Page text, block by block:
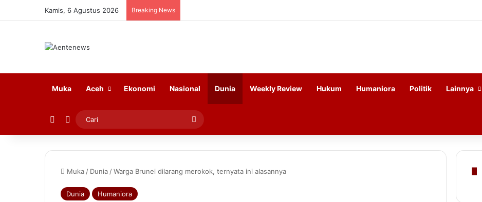
Kamis, 6 Agustus 2026 Breaking News
Muka Aceh Ekonomi Nasional Dunia Weekly Review Hukum Humaniora Politik Lainnya
Log InSwitch skin Cari
Muka / Dunia /Warga Brunei dilarang merokok, ternyata ini alasannya
Dunia Humaniora